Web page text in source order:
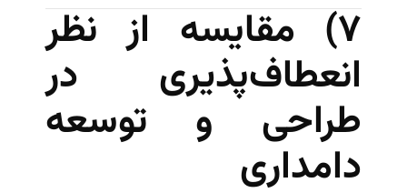
۷) مقایسه از نظر
انعطاف‌پذیری در
طراحی و توسعه
دامداری